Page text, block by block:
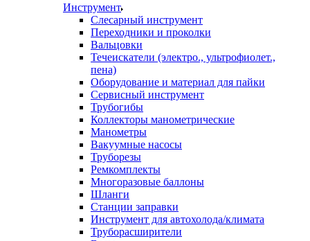
Инструмент
Слесарный инструмент
Переходники и проколки
Вальцовки
Течеискатели (электро., ультрофиолет.,
пена)
Оборудование и материал для пайки
Сервисный инструмент
Трубогибы
Коллекторы манометрические
Манометры
Вакуумные насосы
Труборезы
Ремкомплекты
Многоразовые баллоны
Шланги
Станции заправки
Инструмент для автохолода/климата
Труборасширители